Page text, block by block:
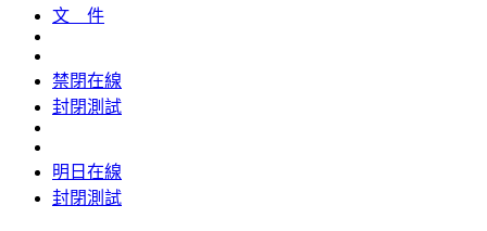
文 件
禁閉在線
封閉測試
明日在線
封閉測試